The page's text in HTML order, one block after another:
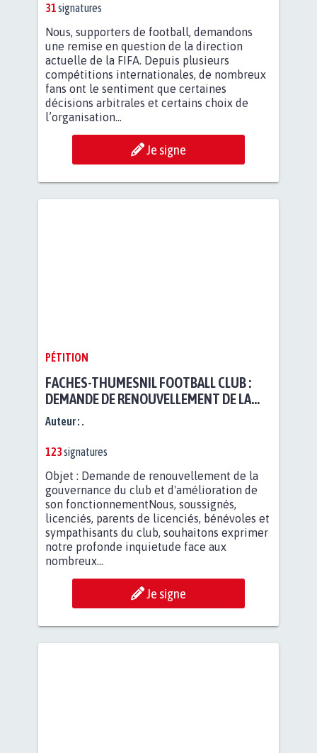
31signatures
Nous, supporters de football, demandons
une remise en question de la direction
actuelle de la FIFA. Depuis plusieurs
compétitions internationales, de nombreux
fans ont le sentiment que certaines
décisions arbitrales et certains choix de
l’organisation...
Je signe
PÉTITION
FACHES-THUMESNIL FOOTBALL CLUB :
DEMANDE DE RENOUVELLEMENT DE LA
GOUVERNANCE DU CLUB ET
FONCTIONNEMENT
Auteur : .
123signatures
Objet : Demande de renouvellement de la
gouvernance du club et d'amélioration de
son fonctionnementNous, soussignés,
licenciés, parents de licenciés, bénévoles et
sympathisants du club, souhaitons exprimer
notre profonde inquietude face aux
nombreux...
Je signe